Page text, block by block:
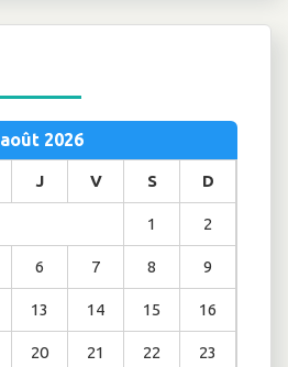
août 2026
J V S D
1 2
6 7 8 9
13 14 15 16
20 21 22 23